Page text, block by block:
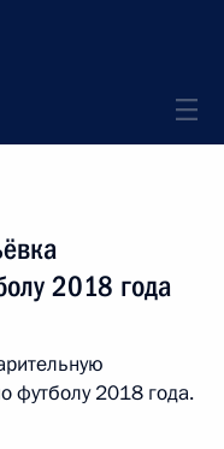
2018 года
футболу 2018 года.